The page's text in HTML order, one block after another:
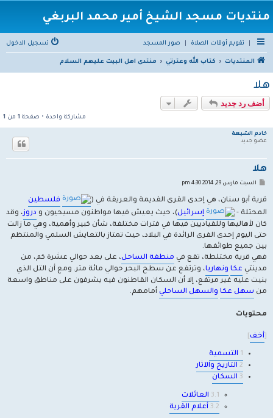
منتديات مسجد الشيخ أمير محمد البربغي
تقويم أوقات الصلاة صور المسجد تسجيل الدخول
المنتديات كتاب الله وعترتي منتدى اهل البيت عليهم السلام
هلا
أضف رد جديد
مشاركة واحدة • صفحة 1 من 1
خادم الشيعة
عضو جديد
هلا
م
ا
ر
ك
السبت مارس 29, 2014 4:30 pm
قرية أبو سنان، هي إحدى القرى القديمة والعريقة في (
فلسطين
المحتلة -
إسرائيل)، حيث يعيش فيها مواطنون مسيحيون و دروز، وقد
كان لأهاليها وللقياديين فيها في فترات مختلفة، شأن كبير وأهمية، وهي ما زالت
حتى اليوم إحدى القرى الرائدة في البلاد، حيث تمتاز بالتعايش السلمي والمنتظم
بين جميع طوائفها.
فهي قرية مختلطة، تقع في منطقة الساحل، على بعد حوالي عشرة كم، من
مدينتي عكا ونهاريا، وترتفع عن سطح البحر حوالي مائة متر. ومع أن التل الذي
بنيت عليه غير مرتفع، إلا أن السكان القاطنون فيه يشرفون على مناطق واسعة
من سهل عكا والسهل الساحلي أمامهم.
محتويات
[أخف]
1 التسمية
2 التاريخ والآثار
3 السكان
3.1 العائلات
3.2 أعلام القرية